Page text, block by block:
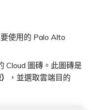
使用的 Palo Alto
Cloud 圖磚。此圖磚是
，並選取雲端目的